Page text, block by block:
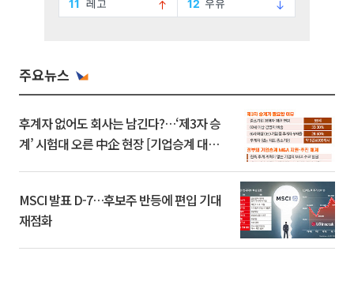
주요뉴스
후계자 없어도 회사는 남긴다?…‘제3자 승
계’ 시험대 오른 中企 현장 [기업승계 대전
MSCI 발표 D-7…후보주 반등에 편입 기대
재점화